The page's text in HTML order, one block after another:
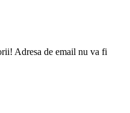
Adresa de email nu va fi